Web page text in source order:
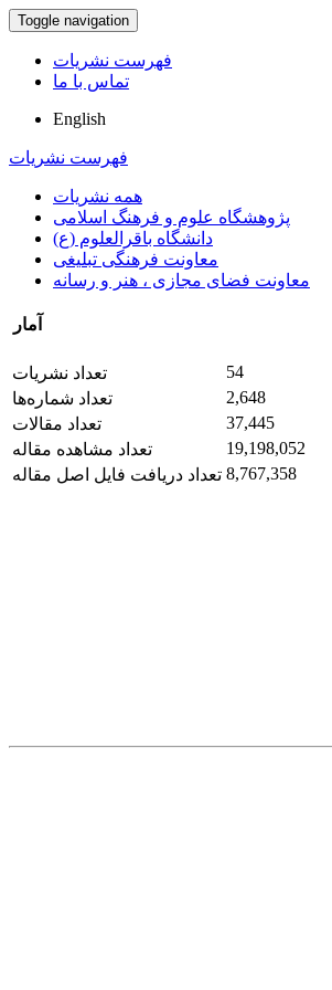
Toggle navigation
فهرست نشریات
تماس با ما
English
فهرست نشریات
همه نشریات
پژوهشگاه علوم و فرهنگ اسلامی
دانشگاه باقرالعلوم (ع)
معاونت فرهنگی تبلیغی
معاونت فضای مجازی ، هنر و رسانه
آمار
تعداد نشریات
54
تعداد شماره‌ها
2,648
تعداد مقالات
37,445
تعداد مشاهده مقاله
19,198,052
تعداد دریافت فایل اصل مقاله 8,767,358